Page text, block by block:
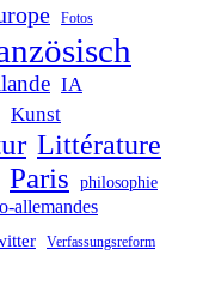
Fotos
IA
Kunst
Littérature
Paris philosophie
allemandes
Verfassungsreform